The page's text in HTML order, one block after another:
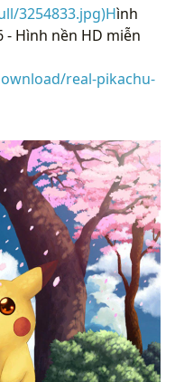
3254833.jpg)Hình
- Hình nền HD miễn
real-pikachu-